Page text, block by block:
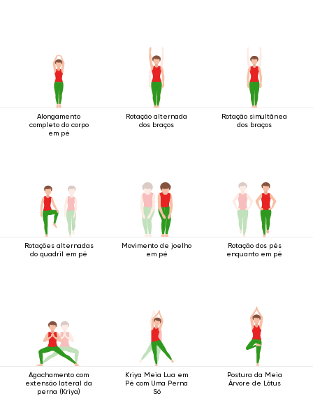
Alongamento
completo do corpo
em pé
Rotação alternada
dos braços
Rotação simultânea
dos braços
Rotações alternadas
do quadril em pé
Movimento de joelho
em pé
Rotação dos pés
enquanto em pé
Agachamento com
extensão lateral da
perna (Kriya)
Kriya Meia Lua em
Pé com Uma Perna
Só
Postura da Meia
Árvore de Lótus